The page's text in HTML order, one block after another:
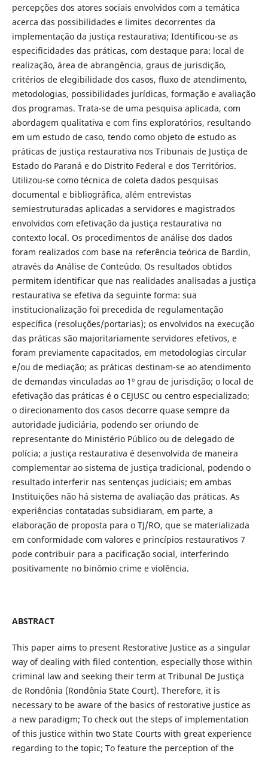
percepções dos atores sociais envolvidos com a temática
acerca das possibilidades e limites decorrentes da
implementação da justiça restaurativa; Identificou-se as
especificidades das práticas, com destaque para: local de
realização, área de abrangência, graus de jurisdição,
critérios de elegibilidade dos casos, fluxo de atendimento,
metodologias, possibilidades jurídicas, formação e avaliação
dos programas. Trata-se de uma pesquisa aplicada, com
abordagem qualitativa e com fins exploratórios, resultando
em um estudo de caso, tendo como objeto de estudo as
práticas de justiça restaurativa nos Tribunais de Justiça de
Estado do Paraná e do Distrito Federal e dos Territórios.
Utilizou-se como técnica de coleta dados pesquisas
documental e bibliográfica, além entrevistas
semiestruturadas aplicadas a servidores e magistrados
envolvidos com efetivação da justiça restaurativa no
contexto local. Os procedimentos de análise dos dados
foram realizados com base na referência teórica de Bardin,
através da Análise de Conteúdo. Os resultados obtidos
permitem identificar que nas realidades analisadas a justiça
restaurativa se efetiva da seguinte forma: sua
institucionalização foi precedida de regulamentação
específica (resoluções/portarias); os envolvidos na execução
das práticas são majoritariamente servidores efetivos, e
foram previamente capacitados, em metodologias circular
e/ou de mediação; as práticas destinam-se ao atendimento
de demandas vinculadas ao 1º grau de jurisdição; o local de
efetivação das práticas é o CEJUSC ou centro especializado;
o direcionamento dos casos decorre quase sempre da
autoridade judiciária, podendo ser oriundo de
representante do Ministério Público ou de delegado de
polícia; a justiça restaurativa é desenvolvida de maneira
complementar ao sistema de justiça tradicional, podendo o
resultado interferir nas sentenças judiciais; em ambas
Instituições não há sistema de avaliação das práticas. As
experiências contatadas subsidiaram, em parte, a
elaboração de proposta para o TJ/RO, que se materializada
em conformidade com valores e princípios restaurativos 7
pode contribuir para a pacificação social, interferindo
positivamente no binômio crime e violência.
ABSTRACT
This paper aims to present Restorative Justice as a singular
way of dealing with filed contention, especially those within
criminal law and seeking their term at Tribunal De Justiça
de Rondônia (Rondônia State Court). Therefore, it is
necessary to be aware of the basics of restorative justice as
a new paradigm; To check out the steps of implementation
of this justice within two State Courts with great experience
regarding to the topic; To feature the perception of the